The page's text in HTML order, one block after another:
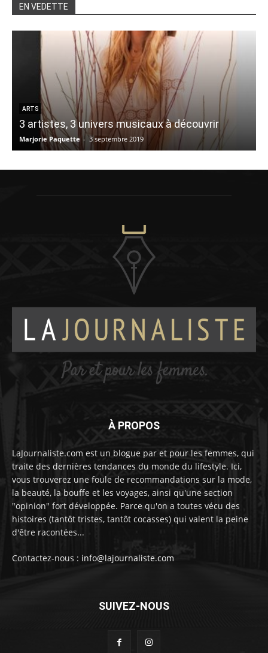
EN VEDETTE
ARTS
3 artistes, 3 univers musicaux à découvrir
Marjorie Paquette - 3 septembre 2019
À PROPOS
LaJournaliste.com est un blogue par et pour les femmes, qui
traite des dernières tendances du monde du lifestyle. Ici,
vous trouverez une foule de recommandations sur la mode,
la beauté, la bouffe et les voyages, ainsi qu'une section
"opinion" fort développée. Parce qu'on a toutes vécu des
histoires (tantôt tristes, tantôt cocasses) qui valent la peine
d'être racontées...
Contactez-nous : info@lajournaliste.com
SUIVEZ-NOUS